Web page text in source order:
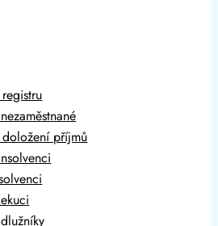
příjmů